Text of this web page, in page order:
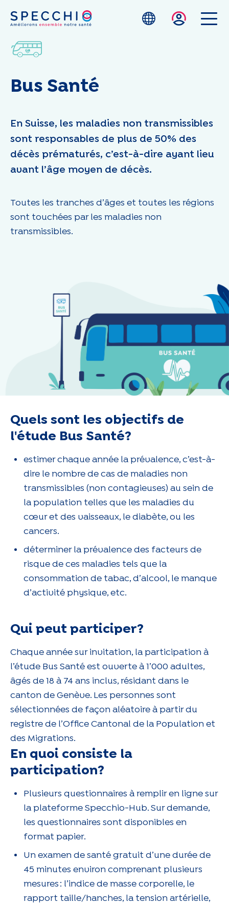
Skip to main content
Bus Santé
En Suisse, les maladies non transmissibles
sont responsables de plus de 50% des
décès prématurés, c’est-à-dire ayant lieu
avant l’âge moyen de décès.
Toutes les tranches d’âges et toutes les régions
sont touchées par les maladies non
transmissibles.
Quels sont les objectifs de
l'étude Bus Santé?
estimer chaque année la prévalence, c’est-à-
dire le nombre de cas de maladies non
transmissibles (non contagieuses) au sein de
la population telles que les maladies du
cœur et des vaisseaux, le diabète, ou les
cancers.
déterminer la prévalence des facteurs de
risque de ces maladies tels que la
consommation de tabac, d’alcool, le manque
d’activité physique, etc.
Qui peut participer?
Chaque année sur invitation, la participation à
l’étude Bus Santé est ouverte à 1’000 adultes,
âgés de 18 à 74 ans inclus, résidant dans le
canton de Genève. Les personnes sont
sélectionnées de façon aléatoire à partir du
registre de l’Office Cantonal de la Population et
des Migrations.
En quoi consiste la
participation?
Plusieurs questionnaires à remplir en ligne sur
la plateforme Specchio-Hub. Sur demande,
les questionnaires sont disponibles en
format papier.
Un examen de santé gratuit d’une durée de
45 minutes environ comprenant plusieurs
mesures : l’indice de masse corporelle, le
rapport taille/hanches, la tension artérielle,